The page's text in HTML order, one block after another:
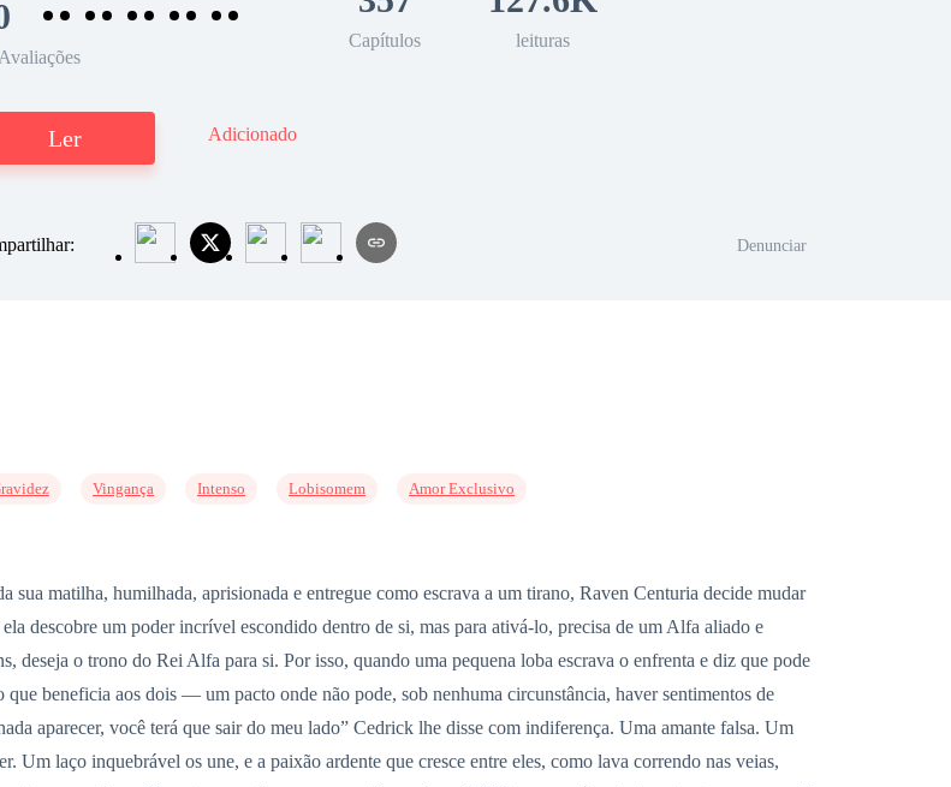
Capítulos leituras
Ler Adicionado
Denunciar
Vingança Intenso Lobisomem Amor Exclusivo
sua matilha, humilhada, aprisionada e entregue como escrava a um tirano, Raven Centuria decide mudar
descobre um poder incrível escondido dentro de si, mas para ativá-lo, precisa de um Alfa aliado e
deseja o trono do Rei Alfa para si. Por isso, quando uma pequena loba escrava o enfrenta e diz que pode
beneficia aos dois — um pacto onde não pode, sob nenhuma circunstância, haver sentimentos de
aparecer, você terá que sair do meu lado” Cedrick lhe disse com indiferença. Uma amante falsa. Um
laço inquebrável os une, e a paixão ardente que cresce entre eles, como lava correndo nas veias,